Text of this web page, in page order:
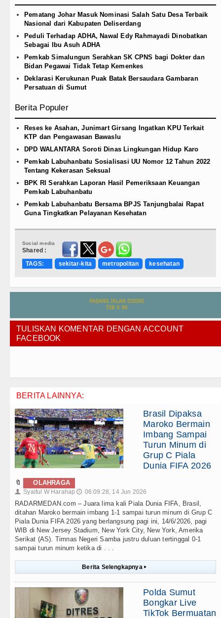
Pematang Johar Masuk Nominasi Salah Satu Desa Terbaik
Nasional dari Kabupaten Deliserdang
Peduli Terhadap ADHA, Nawal Edy Rahmayadi Dinobatkan
Sebagai Ibu Asuh ADHA
Pemkab Simalungun Serahkan SK CPNS bagi Dokter dan
Bidan Pegawai Tidak Tetap Kemenkes
Deklarasi Kerukunan Puak Batak Bersaudara Gambaran
Persatuan di Sumut
Berita Populer
Reses ke Asahan, Junimart Girsang Ingatkan KPU Terkait
KTP dan Pengawasan Bawaslu
DPD WALANTARA Soroti Dinas Lingkungan Hidup Karo
Pemkab Labuhanbatu Sosialisasi UU Nomor 12 Tahun 2022
Tentang Kekerasan Seksual
BPK RI Serahkan Laporan Hasil Pemeriksaan Keuangan
Pemkab Labuhanbatu
Pemkab Labuhanbatu Bersama BPJS Tanjungbalai Rapat
Guna Tingkatkan Pelayanan Kesehatan
Social media
Shared :
TAGS:
sekitar-kita metropolitan kesehatan
TULISKAN KOMENTAR DENGAN ACCOUNT
FACEBOOK
BERITA LAINNYA:
Brasil Dipaksa
Maroko Bermain
Imbang Sampai
Turun Minum di
Grup C Piala
Dunia FIFA 2026
🔖 OLAHRAGA
👤 Syaiful W Harahap 🕔 06:09:28, 14 Jun 2026
RADARMEDAN.com – Juara lima kali Piala Dunia FIFA, Brasil,
ditahan Maroko bermain imbang 1-1 sampai turun minum di Grup C
Piala Dunia FIFA 2026 yang berlangsung pagi ini, 14/6/2026, pagi
WIB di New Jersey Stadium, New York City, New York, Amerika
Serikat (AS). Timnas Negeri Samba justru duluan tertinggal 0-1
sampai turun minum ketika di . . .
Berita Selengkapnya ▸
Polda Sumut
Bongkar Live
TikTok Bermuatan